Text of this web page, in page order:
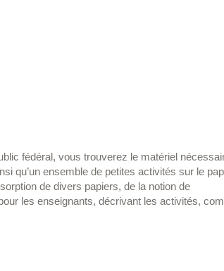
fédéral, vous trouverez le matériel
qu’un ensemble de petites activités sur le
de divers papiers, de la notion de
les enseignants, décrivant les activités,